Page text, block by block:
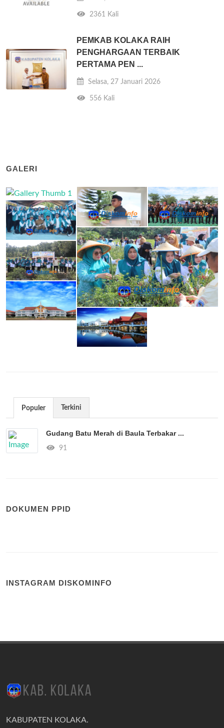
2361 Kali
PEMKAB KOLAKA RAIH
PENGHARGAAN TERBAIK
PERTAMA PEN ...
Selasa, 27 Januari 2026
556 Kali
GALERI
Populer Terkini
Gudang Batu Merah di Baula Terbakar ...
91
DOKUMEN PPID
INSTAGRAM DISKOMINFO
KABUPATEN KOLAKA.